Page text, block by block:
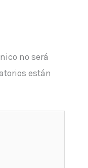
no será
están